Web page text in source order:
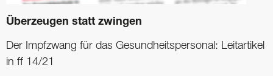
Überzeugen statt zwingen
Der Impfzwang für das Gesundheitspersonal: ­Leitartikel
in ff 14/21